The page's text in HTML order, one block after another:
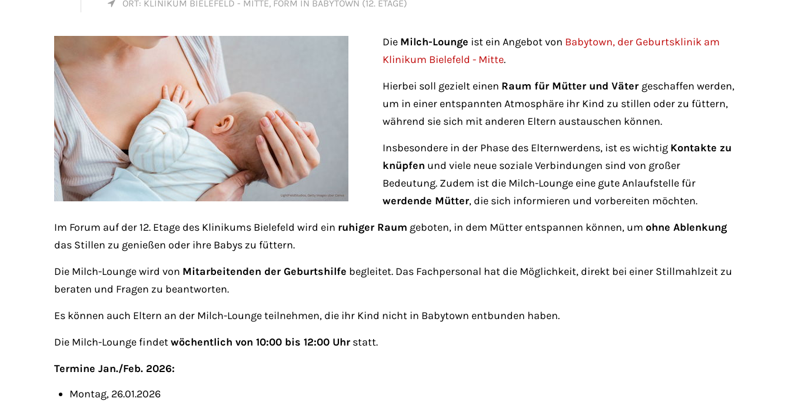
Mon - Fri 8:00am - 5:00pm
ORT: KLINIKUM BIELEFELD - MITTE, FORM IN BABYTOWN (12. ETAGE)
Die Milch-Lounge ist ein Angebot von Babytown, der Geburtsklinik am
Klinikum Bielefeld - Mitte.
Hierbei soll gezielt einen Raum für Mütter und Väter geschaffen werden,
um in einer entspannten Atmosphäre ihr Kind zu stillen oder zu füttern,
während sie sich mit anderen Eltern austauschen können.
Insbesondere in der Phase des Elternwerdens, ist es wichtig Kontakte zu
knüpfen und viele neue soziale Verbindungen sind von großer
Bedeutung. Zudem ist die Milch-Lounge eine gute Anlaufstelle für
werdende Mütter, die sich informieren und vorbereiten möchten.
Im Forum auf der 12. Etage des Klinikums Bielefeld wird ein ruhiger Raum geboten, in dem Mütter entspannen können, um ohne Ablenkung
das Stillen zu genießen oder ihre Babys zu füttern.
Die Milch-Lounge wird von Mitarbeitenden der Geburtshilfe begleitet. Das Fachpersonal hat die Möglichkeit, direkt bei einer Stillmahlzeit zu
beraten und Fragen zu beantworten.
Es können auch Eltern an der Milch-Lounge teilnehmen, die ihr Kind nicht in Babytown entbunden haben.
Die Milch-Lounge findetwöchentlich von 10:00 bis 12:00 Uhr statt.
Termine Jan./Feb. 2026:
Montag, 26.01.2026